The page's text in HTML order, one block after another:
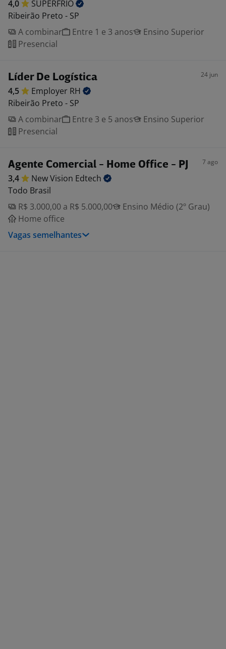
4,0
SUPERFRIO
Ribeirão Preto - SP
A combinar
Entre 1 e 3 anos
Ensino Superior
Presencial
Líder De Logística 24 jun
4,5 Employer RH
Ribeirão Preto - SP
A combinar
Entre 3 e 5 anos
Ensino Superior
Presencial
Agente Comercial - Home Office - PJ 7 ago
3,4 New Vision Edtech
Todo Brasil
R$ 3.000,00 a R$ 5.000,00
Ensino Médio (2º Grau)
Home office
Vagas semelhantes